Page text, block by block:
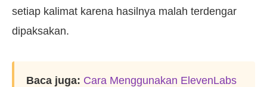
setiap kalimat karena hasilnya malah terdengar
dipaksakan.
Baca juga: Cara Menggunakan ElevenLabs